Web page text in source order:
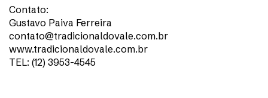
Contato:
Gustavo Paiva Ferreira
contato@tradicionaldovale.com.br
www.tradicionaldovale.com.br
TEL: (12) 3953-4545